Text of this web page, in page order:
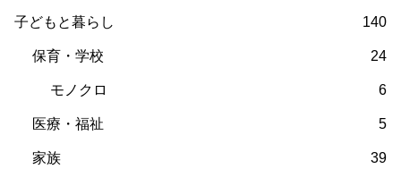
子どもと暮らし 140
保育・学校 24
モノクロ 6
医療・福祉 5
家族 39